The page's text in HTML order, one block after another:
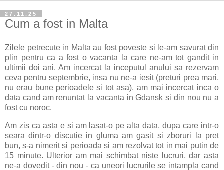
27.11.25
Cum a fost in Malta
Zilele petrecute in Malta au fost poveste si le-am savurat din
plin pentru ca a fost o vacanta la care ne-am tot gandit in
ultimii doi ani. Am incercat la inceputul anului sa rezervam
ceva pentru septembrie, insa nu ne-a iesit (preturi prea mari,
nu erau bune perioadele si tot asa), am mai incercat inca o
data cand am renuntat la vacanta in Gdansk si din nou nu a
fost cu noroc.
Am zis ca asta e si am lasat-o pe alta data, dupa care intr-o
seara dintr-o discutie in gluma am gasit si zboruri la pret
bun, s-a nimerit si perioada si am rezolvat tot in mai putin de
15 minute. Ulterior am mai schimbat niste lucruri, dar asta
ne-a dovedit - din nou - ca uneori lucrurile se intampla cand